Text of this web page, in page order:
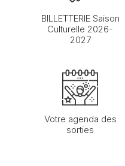
BILLETTERIE Saison
Culturelle 2026-
2027
Votre agenda des
sorties